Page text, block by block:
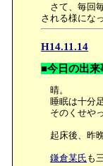
さて、毎回
される様にな
H14.11.14
■今日の出来
晴。
睡眠は十分
そのくせや
起床後、昨
鎌倉某氏 も